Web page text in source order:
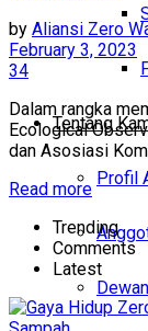
Tentang
Profil
by Aliansi Zero
February 3, 2023
34
Dalam rangka
Ecological
dan Asosiasi
Read more
Trending
Comments
Latest